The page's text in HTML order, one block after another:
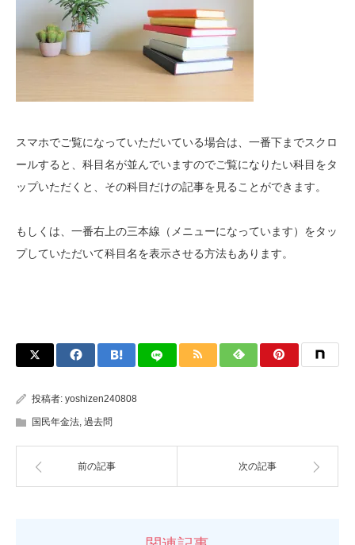
スマホでご覧になっていただいている場合は、一番下までスクロ
ールすると、科目名が並んでいますのでご覧になりたい科目をタ
ップいただくと、その科目だけの記事を見ることができます。
もしくは、一番右上の三本線（メニューになっています）をタッ
プしていただいて科目名を表示させる方法もあります。
投稿者: yoshizen240808
国民年金法, 過去問
前の記事 次の記事